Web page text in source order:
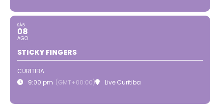
SÁB
08
AGO
STICKY FINGERS
CURITIBA
9:00 pm (GMT+00:00) Live Curitiba